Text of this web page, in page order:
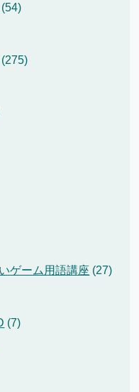
(54)
(275)
ゲーム用語講座 (27)
(7)